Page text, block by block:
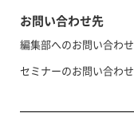
お問い合わせ先
編集部へのお問い合わせ
セミナーのお問い合わせ